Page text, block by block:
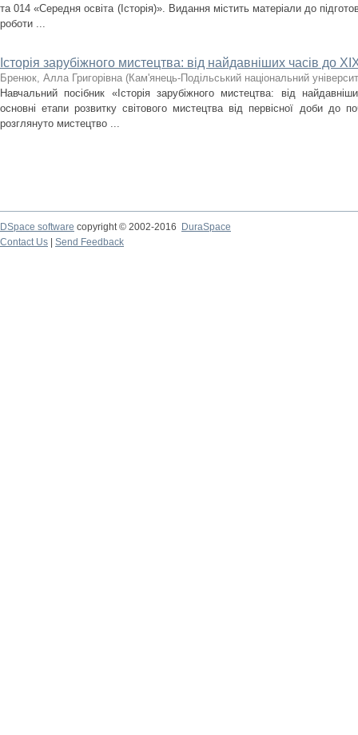
та 014 «Середня освіта (Історія)». Видання містить матеріали до
роботи ...
Історія зарубіжного мистецтва: від найдавніших часів до
Бренюк, Алла Григорівна (Кам'янець-Подільський національний
Навчальний посібник «Історія зарубіжного мистецтва: від
основні етапи розвитку світового мистецтва від первісної доби до
розглянуто мистецтво ...
DSpace software copyright © 2002-2016
DuraSpace
Contact Us
Send Feedback